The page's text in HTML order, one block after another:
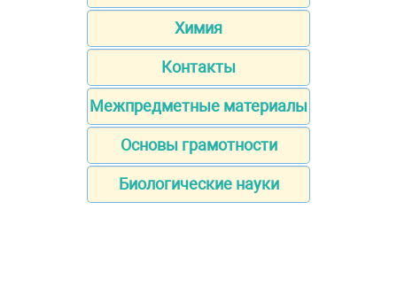
Химия
Контакты
Межпредметные материалы
Основы грамотности
Биологические науки